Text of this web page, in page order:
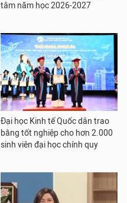
tâm năm học 2026-2027
Đại học Kinh tế Quốc dân trao
bằng tốt nghiệp cho hơn 2.000
sinh viên đại học chính quy